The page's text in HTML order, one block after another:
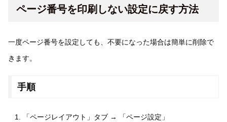
ページ番号を印刷しない設定に戻す方法
一度ページ番号を設定しても、不要になった場合は簡単に削除で
きます。
手順
「ページレイアウト」タブ → 「ページ設定」